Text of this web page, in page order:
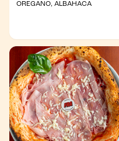
OREGANO, ALBAHACA